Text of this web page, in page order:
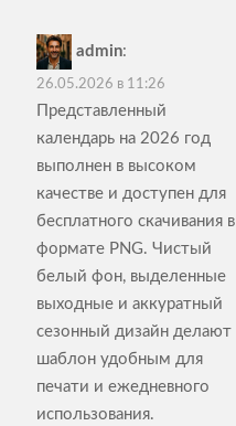
admin:
26.05.2026 в 11:26
Представленный
календарь на 2026 год
выполнен в высоком
качестве и доступен для
бесплатного скачивания в
формате PNG. Чистый
белый фон, выделенные
выходные и аккуратный
сезонный дизайн делают
шаблон удобным для
печати и ежедневного
использования.